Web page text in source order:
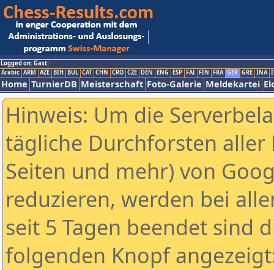
Logged on: Gast
Arabic ARM AZE BIH BUL CAT CHN CRO CZE DEN ENG ESP FAI FIN FRA GER GRE INA
Home TurnierDB Meisterschaft Foto-Galerie Meldekartei
Hinweis: Um die
tägliche Durchforsten aller
Seiten und mehr) von
reduzieren, werden bei
seit 5 Tagen beendet sind
folgenden Knopf